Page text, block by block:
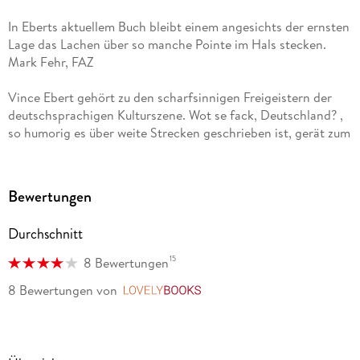
In Eberts aktuellem Buch bleibt einem angesichts der ernsten
Lage das Lachen über so manche Pointe im Hals stecken.
Mark Fehr, FAZ
Vince Ebert gehört zu den scharfsinnigen Freigeistern der
deutschsprachigen Kulturszene. Wot se fack, Deutschland? ,
so humorig es über weite Strecken geschrieben ist, gerät zum
Leipziger Volkszeitung
das irgendwann einmal falsch abgebogen ist, aber dessen
Eliten sich weigern, den Fehler zu korrigieren. Matthias
Heine, Die Welt
Bewertungen
Durchschnitt
8 Bewertungen15
8 Bewertungen von